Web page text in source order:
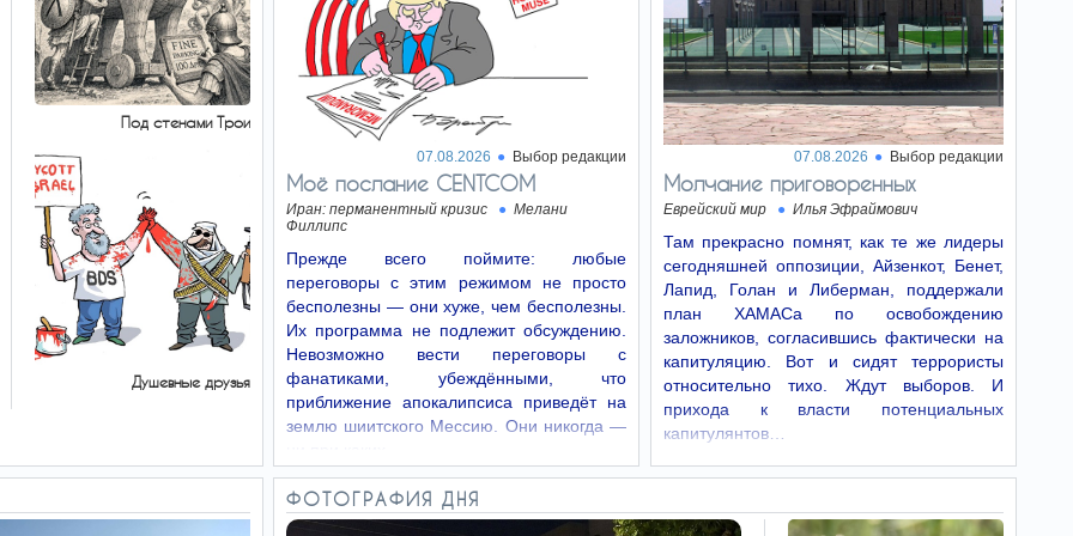
февраля 2022 года).
06:41
Какие
авиакомпании
возвращаются в Израиль,
а кто снова отменил
рейсы
Авиационная отрасль Израиля постепенно
выходит из одного из самых сложных
периодов последних лет.
06:32
«Моя хуцпа здесь
мне подходит». Татьяна
Глезер в передаче
«Детский недетский
вопрос»
Гостьей передачи стала Татьяна Глезер –
социолог, создательница и руководитель
репатриантов «Тыквенный латте». Живет в
Иерусалиме, работает в школе Boyar
Израиля и мира за 6
Под стенами Трои
Душевные друзья
07.08.2026 Выбор редакции
Моё послание CENTCOM
Иран: перманентный кризис
Мелани
Филлипс
Прежде всего поймите: любые
переговоры с этим режимом не просто
бесполезны — они хуже, чем бесполезны.
Их программа не подлежит обсуждению.
Невозможно вести переговоры с
фанатиками, убеждёнными, что
приближение апокалипсиса приведёт на
землю шиитского Мессию. Они никогда —
07.08.2026 Выбор редакции
Молчание приговоренных
Еврейский мир Илья Эфраймович
Там прекрасно помнят, как те же лидеры
сегодняшней оппозиции, Айзенкот, Бенет,
Лапид, Голан и Либерман, поддержали
план ХАМАСа по освобождению
заложников, согласившись фактически на
капитуляцию. Вот и сидят террористы
относительно тихо. Ждут выборов. И
прихода к власти потенциальных
капитулянтов…
ФОТОГРАФИЯ ДНЯ